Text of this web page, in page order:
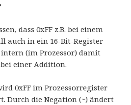
dass 0xFF z.B. bei einem
auch in ein 16-Bit-Register
(im Prozessor) damit
einer Addition.
0xFF im Prozessorregister
Durch die Negation (~) ändert